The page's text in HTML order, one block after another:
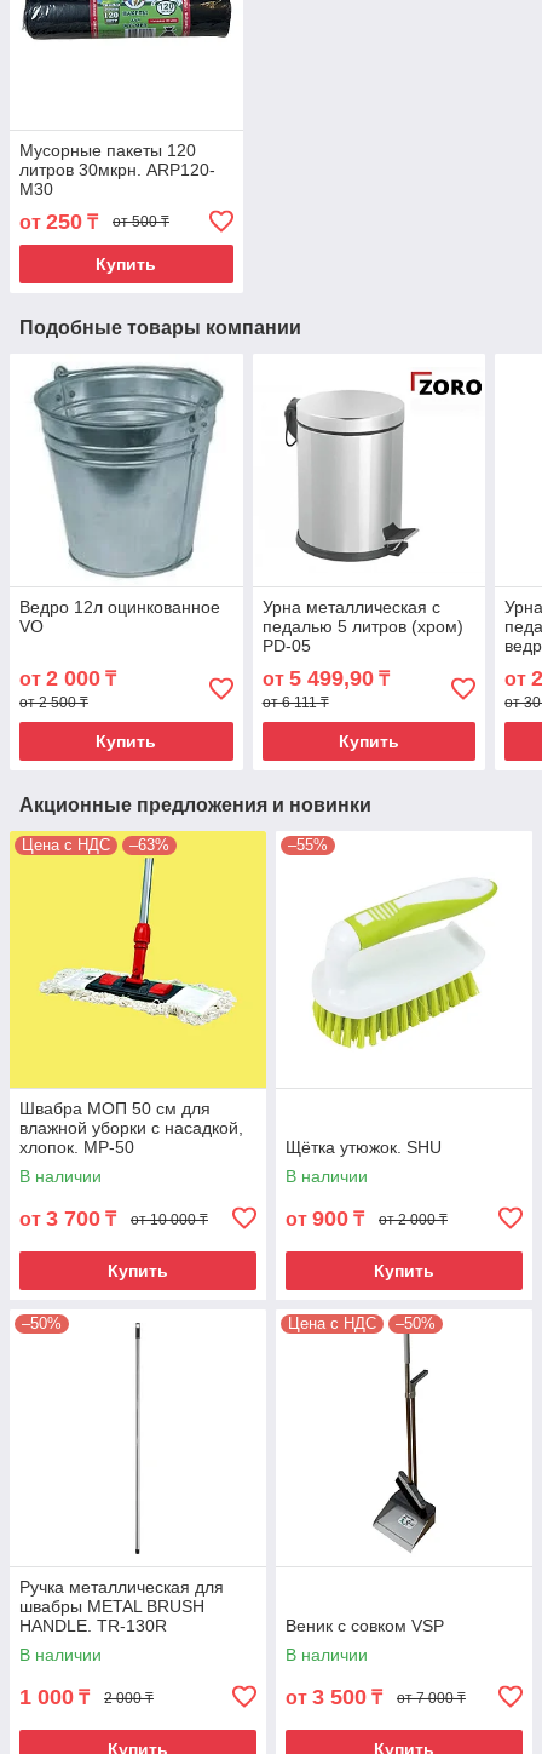
Мусорные пакеты 120
литров 30мкрн. ARP120-
M30
от 250 ₸ от 500 ₸
Купить
Подобные товары компании
Ведро 12л оцинкованное
VO
от 2 000 ₸
от 2 500 ₸
Купить
Урна металлическая с
педалью 5 литров (хром)
PD-05
от 5 499,90₸
от 6 111 ₸
Купить
от
от
Акционные предложения и новинки
Цена с НДС –63%
Швабра МОП 50 см для
влажной уборки с насадкой,
хлопок. MP-50
В наличии
от 3 700 ₸ от 10 000 ₸
Купить
–55%
Щётка утюжок. SHU
В наличии
от 900 ₸ от 2 000 ₸
Купить
–50%
Ручка металлическая для
швабры METAL BRUSH
HANDLE. TR-130R
В наличии
1 000 ₸ 2 000 ₸
Купить
Цена с НДС –50%
Веник с совком VSP
В наличии
от 3 500 ₸ от 7 000 ₸
Купить